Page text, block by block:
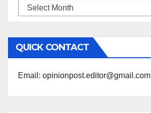
महिने
अनुसार
पढ़ें
QUICK CONTACT
Email: opinionpost.editor@gmail.com